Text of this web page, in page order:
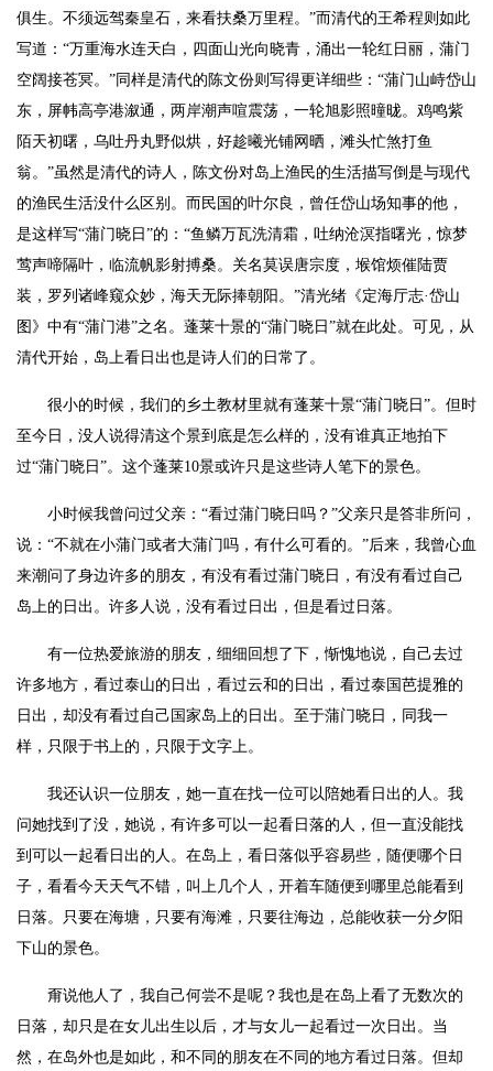
俱生。不须远驾秦皇石，来看扶桑万里程。”而清代的王希程则如此
写道：“万重海水连天白，四面山光向晓青，涌出一轮红日丽，蒲门
空阔接苍冥。”同样是清代的陈文份则写得更详细些：“蒲门山峙岱山
东，屏帏高亭港溆通，两岸潮声喧震荡，一轮旭影照曈昽。鸡鸣紫
陌天初曙，乌吐丹丸野似烘，好趁曦光铺网晒，滩头忙煞打鱼
翁。”虽然是清代的诗人，陈文份对岛上渔民的生活描写倒是与现代
的渔民生活没什么区别。而民国的叶尔良，曾任岱山场知事的他，
是这样写“蒲门晓日”的：“鱼鳞万瓦洗清霜，吐纳沧溟指曙光，惊梦
莺声啼隔叶，临流帆影射搏桑。关名莫误唐宗度，堠馆烦催陆贾
装，罗列诸峰窥众妙，海天无际捧朝阳。”清光绪《定海厅志·岱山
图》中有“蒲门港”之名。蓬莱十景的“蒲门晓日”就在此处。可见，从
清代开始，岛上看日出也是诗人们的日常了。
很小的时候，我们的乡土教材里就有蓬莱十景“蒲门晓日”。但时
至今日，没人说得清这个景到底是怎么样的，没有谁真正地拍下
过“蒲门晓日”。这个蓬莱10景或许只是这些诗人笔下的景色。
小时候我曾问过父亲：“看过蒲门晓日吗？”父亲只是答非所问，
说：“不就在小蒲门或者大蒲门吗，有什么可看的。”后来，我曾心血
来潮问了身边许多的朋友，有没有看过蒲门晓日，有没有看过自己
岛上的日出。许多人说，没有看过日出，但是看过日落。
有一位热爱旅游的朋友，细细回想了下，惭愧地说，自己去过
许多地方，看过泰山的日出，看过云和的日出，看过泰国芭提雅的
日出，却没有看过自己国家岛上的日出。至于蒲门晓日，同我一
样，只限于书上的，只限于文字上。
我还认识一位朋友，她一直在找一位可以陪她看日出的人。我
问她找到了没，她说，有许多可以一起看日落的人，但一直没能找
到可以一起看日出的人。在岛上，看日落似乎容易些，随便哪个日
子，看看今天天气不错，叫上几个人，开着车随便到哪里总能看到
日落。只要在海塘，只要有海滩，只要往海边，总能收获一分夕阳
下山的景色。
甭说他人了，我自己何尝不是呢？我也是在岛上看了无数次的
日落，却只是在女儿出生以后，才与女儿一起看过一次日出。当
然，在岛外也是如此，和不同的朋友在不同的地方看过日落。但却